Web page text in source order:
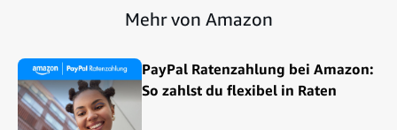
Mehr von Amazon
PayPal Ratenzahlung bei Amazon:
So zahlst du flexibel in Raten